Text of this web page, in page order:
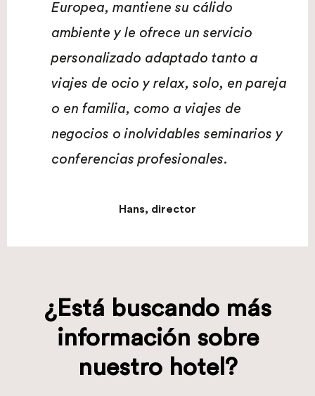
Europea, mantiene su cálido
ambiente y le ofrece un servicio
personalizado adaptado tanto a
viajes de ocio y relax, solo, en pareja
o en familia, como a viajes de
negocios o inolvidables seminarios y
conferencias profesionales.
Hans, director
¿Está buscando más
información sobre
nuestro hotel?